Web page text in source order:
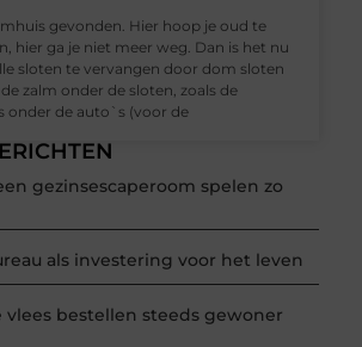
gezinsescaperoom spelen zo
als investering voor het leven
vlees bestellen steeds gewoner
gevonden. Hier hoop je oud te
hier ga je niet meer weg. Dan is het nu
sloten te vervangen door dom sloten
zalm onder de sloten, zoals de
onder de auto`s (voor de